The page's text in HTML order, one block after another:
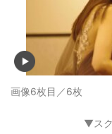
画像6枚目／6枚
▼ス